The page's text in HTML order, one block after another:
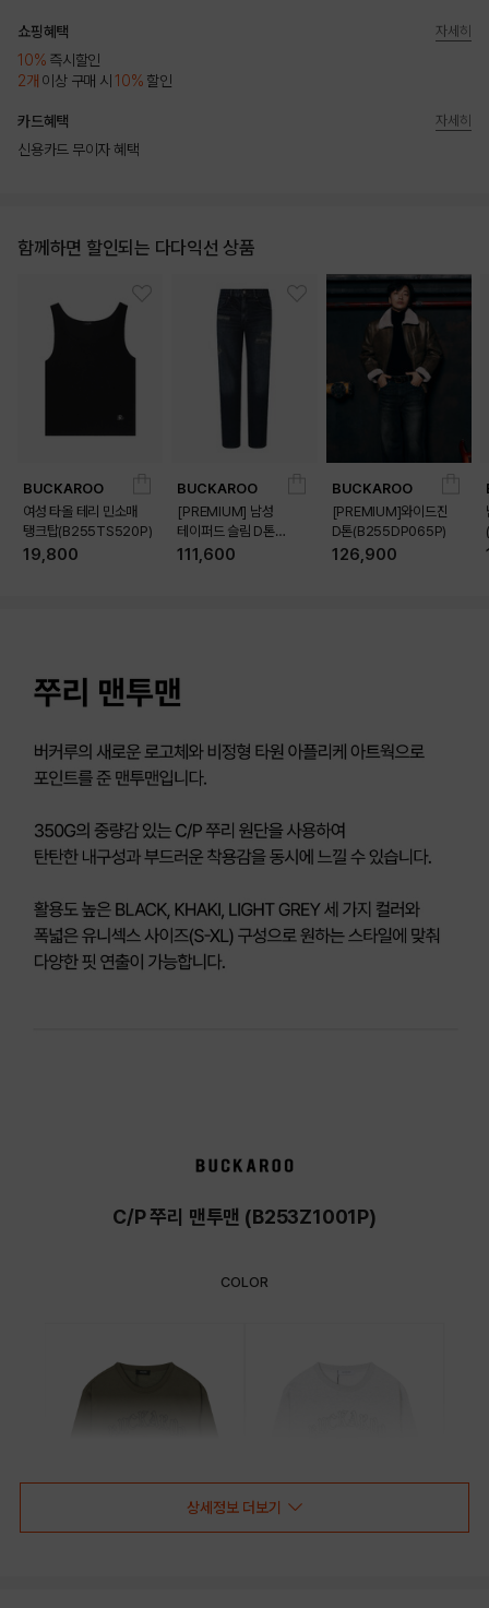
쇼핑혜택
10% 즉시할인
2개 이상 구매 시10% 할인
자세히
카드혜택
신용카드 무이자 혜택
자세히
함께하면 할인되는 다다익선 상품
BUCKAROO
여성 타올 테리 민소매
탱크탑(B255TS520P)
19,800
BUCKAROO
[PREMIUM] 남성
테이퍼드 슬림 D톤
(B255DP160P)
111,600
BUCKAROO
[PREMIUM]와이드진
D톤(B255DP065P)
126,900
C/P 쭈리 맨투맨 (B253Z1001P)
COLOR
상세정보 더보기